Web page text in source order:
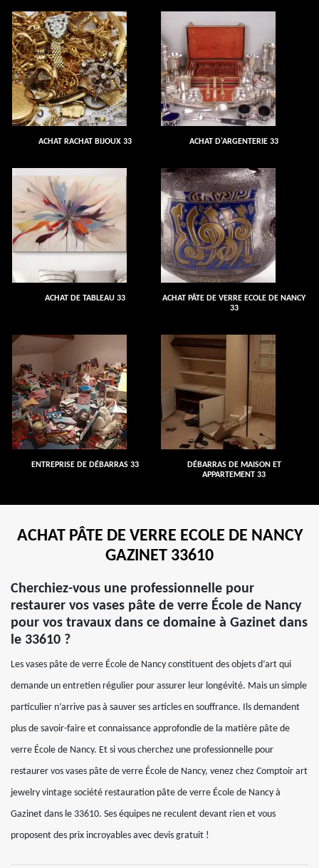
ACHAT RACHAT BIJOUX 33 ACHAT D'ARGENTERIE 33
ACHAT DE TABLEAU 33
ACHAT PÂTE DE VERRE ECOLE DE NANCY
33
ENTREPRISE DE DÉBARRAS 33
DÉBARRAS DE MAISON ET
APPARTEMENT 33
ACHAT PÂTE DE VERRE ECOLE DE NANCY
GAZINET 33610
Cherchiez-vous une professionnelle pour
restaurer vos vases pâte de verre École de Nancy
pour vos travaux dans ce domaine à Gazinet dans
le 33610 ?
Les vases pâte de verre École de Nancy constituent des objets d’art qui
demande un entretien régulier pour assurer leur longévité. Mais un simple
particulier n’arrive pas à sauver ses articles en souffrance. Ils demandent
plus de savoir-faire et connaissance approfondie de la matière pâte de
verre École de Nancy. Et si vous cherchez une professionnelle pour
restaurer vos vases pâte de verre École de Nancy, venez chez Comptoir art
jewelry vintage société restauration pâte de verre École de Nancy à
Gazinet dans le 33610. Ses équipes ne reculent devant rien et vous
proposent des prix incroyables avec devis gratuit !